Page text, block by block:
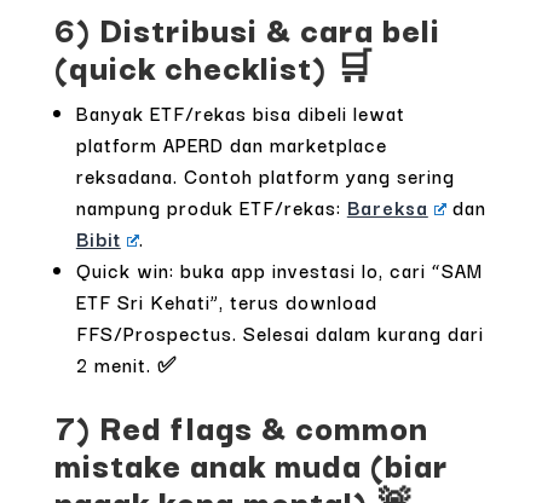
6) Distribusi & cara beli
(quick checklist) 🛒
Banyak ETF/rekas bisa dibeli lewat
platform APERD dan marketplace
reksadana. Contoh platform yang sering
nampung produk ETF/rekas: Bareksa
dan
Bibit
.
Quick win: buka app investasi lo, cari “SAM
ETF Sri Kehati”, terus download
FFS/Prospectus. Selesai dalam kurang dari
2 menit. ✅
7) Red flags & common
mistake anak muda (biar